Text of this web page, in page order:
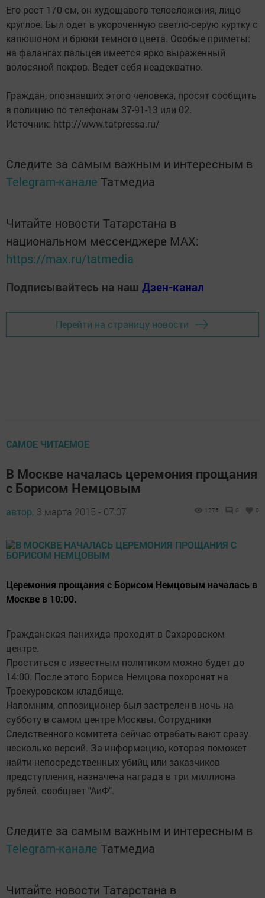
Его рост 170 см, он худощавого телосложения, лицо
круглое. Был одет в укороченную светло-серую куртку с
капюшоном и брюки темного цвета. Особые приметы:
на фалангах пальцев имеется ярко выраженный
волосяной покров. Ведет себя неадекватно.
Граждан, опознавших этого человека, просят сообщить
в полицию по телефонам 37-91-13 или 02.
Источник: http://www.tatpressa.ru/
Следите за самым важным и интересным в
Telegram-канале Татмедиа
Читайте новости Татарстана в
национальном мессенджере MАХ:
https://max.ru/tatmedia
Подписывайтесь на наш Дзен-канал
Перейти на страницу новости
САМОЕ ЧИТАЕМОЕ
В Москве началась церемония прощания
с Борисом Немцовым
автор, 3 марта 2015 - 07:07 1275 0 0
Церемония прощания с Борисом Немцовым началась в
Москве в 10:00.
Гражданская панихида проходит в Сахаровском
центре.
Проститься с известным политиком можно будет до
14:00. После этого Бориса Немцова похоронят на
Троекуровском кладбище.
Напомним, оппозиционер был застрелен в ночь на
субботу в самом центре Москвы. Сотрудники
Следственного комитета сейчас отрабатывают сразу
несколько версий. За информацию, которая поможет
найти непосредственных убийц или заказчиков
предступления, назначена награда в три миллиона
рублей. сообщает "АиФ".
Следите за самым важным и интересным в
Telegram-канале Татмедиа
Читайте новости Татарстана в